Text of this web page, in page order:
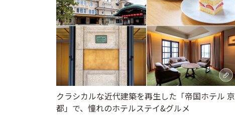
クラシカルな近代建築を再生した「帝国ホテル 京
都」で、憧れのホテルステイ&グルメ